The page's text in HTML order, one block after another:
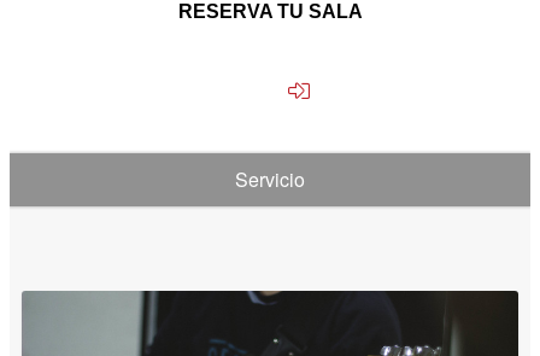
RESERVA TU SALA